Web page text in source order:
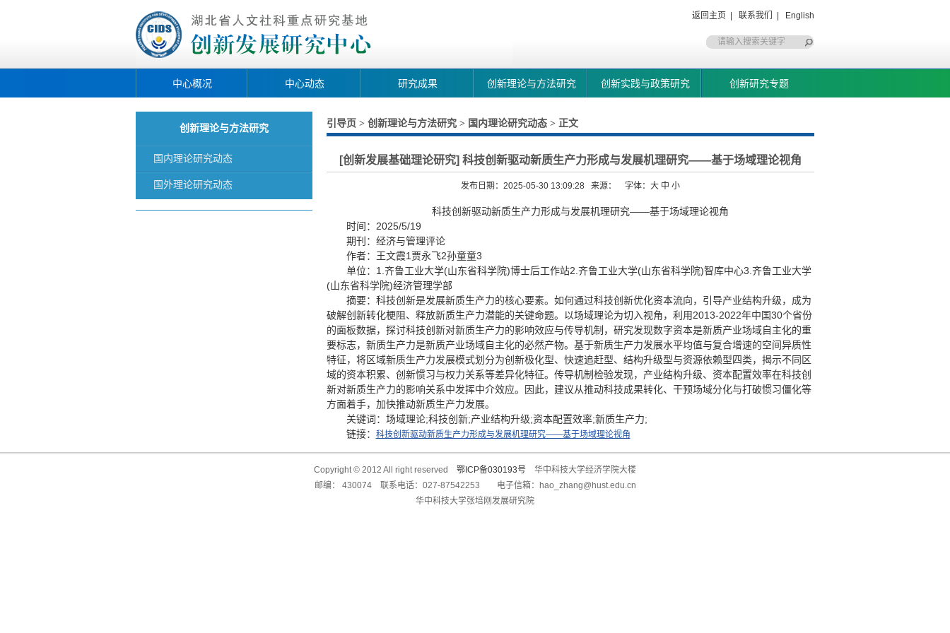
返回主页 联系我们 English
中心概况 中心动态 研究成果 创新理论与方法研究 创新实践与政策研究 创新研究专题
创新理论与方法研究
国内理论研究动态
国外理论研究动态
引导页 > 创新理论与方法研究 > 国内理论研究动态 > 正文
[创新发展基础理论研究] 科技创新驱动新质生产力形成与发展机理研究——基于场域理论视角
发布日期：2025-05-30 13:09:28 来源： 字体： 大 中 小
科技创新驱动新质生产力形成与发展机理研究——基于场域理论视角
时间：2025/5/19
期刊：经济与管理评论
作者：王文霞1贾永飞2孙童童3
单位：1.齐鲁工业大学(山东省科学院)博士后工作站2.齐鲁工业大学(山东省科学院)智库中心3.齐鲁工业大学
(山东省科学院)经济管理学部
摘要：科技创新是发展新质生产力的核心要素。如何通过科技创新优化资本流向，引导产业结构升级，成为
破解创新转化梗阻、释放新质生产力潜能的关键命题。以场域理论为切入视角，利用2013-2022年中国30个省份
的面板数据，探讨科技创新对新质生产力的影响效应与传导机制，研究发现数字资本是新质产业场域自主化的重
要标志，新质生产力是新质产业场域自主化的必然产物。基于新质生产力发展水平均值与复合增速的空间异质性
特征，将区域新质生产力发展模式划分为创新极化型、快速追赶型、结构升级型与资源依赖型四类，揭示不同区
域的资本积累、创新惯习与权力关系等差异化特征。传导机制检验发现，产业结构升级、资本配置效率在科技创
新对新质生产力的影响关系中发挥中介效应。因此，建议从推动科技成果转化、干预场域分化与打破惯习僵化等
方面着手，加快推动新质生产力发展。
关键词：场域理论;科技创新;产业结构升级;资本配置效率;新质生产力;
链接：
科技创新驱动新质生产力形成与发展机理研究——基于场域理论视角
Copyright © 2012 All right reserved 鄂ICP备030193号 华中科技大学经济学院大楼
邮编： 430074 联系电话：027-87542253 电子信箱：hao_zhang@hust.edu.cn
华中科技大学张培刚发展研究院